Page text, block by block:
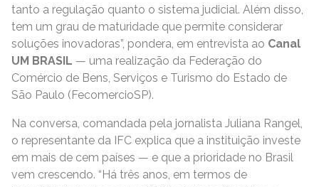
tanto a regulação quanto o sistema judicial. Além disso,
tem um grau de maturidade que permite considerar
soluções inovadoras”, pondera, em entrevista ao Canal
UM BRASIL — uma realização da Federação do
Comércio de Bens, Serviços e Turismo do Estado de
São Paulo (FecomercioSP).
Na conversa, comandada pela jornalista Juliana Rangel,
o representante da IFC explica que a instituição investe
em mais de cem países — e que a prioridade no Brasil
vem crescendo. “Há três anos, em termos de